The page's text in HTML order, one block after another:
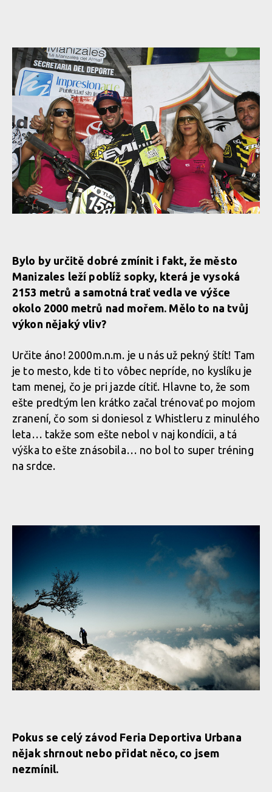
Bylo by určitě dobré zmínit i fakt, že město
Manizales leží poblíž sopky, která je vysoká
2153 metrů a samotná trať vedla ve výšce
okolo 2000 metrů nad mořem. Mělo to na tvůj
výkon nějaký vliv?
Určite áno! 2000m.n.m. je u nás už pekný štít! Tam
je to mesto, kde ti to vôbec nepríde, no kyslíku je
tam menej, čo je pri jazde cítiť. Hlavne to, že som
ešte predtým len krátko začal trénovať po mojom
zranení, čo som si doniesol z Whistleru z minulého
leta… takže som ešte nebol v naj kondícii, a tá
výška to ešte znásobila… no bol to super tréning
na srdce.
Pokus se celý závod Feria Deportiva Urbana
nějak shrnout nebo přidat něco, co jsem
nezmínil.